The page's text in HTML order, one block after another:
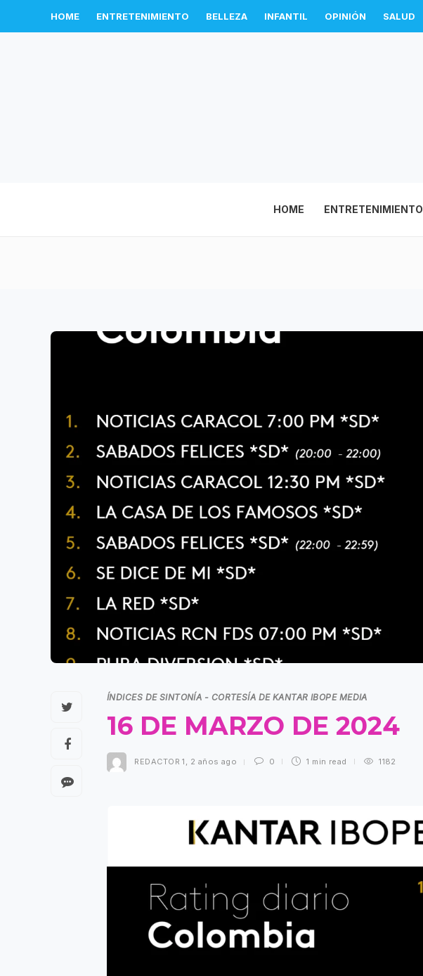
HOME ENTRETENIMIENTO BELLEZA INFANTIL OPINIÓN SALUD
HOME ENTRETENIMIENTO
ÍNDICES DE SINTONÍA - CORTESÍA DE KANTAR IBOPE MEDIA
16 DE MARZO DE 2024
REDACTOR 1 , 2 años ago 0 1 min read 1182